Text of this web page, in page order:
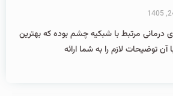
درمانی مرتبط با شبکیه چشم بوده که بهترین
توضیحات لازم را به شما ارائه